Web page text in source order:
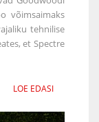
võimsaimaks
tehnilise
et Spectre
LOE EDASI